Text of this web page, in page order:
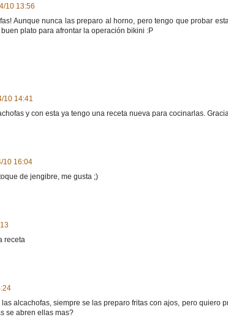
10 13:56
Aunque nunca las preparo al horno, pero tengo que probar
plato para afrontar la operación bikini :P
10 14:41
y con esta ya tengo una receta nueva para cocinarlas.
10 16:04
de jengibre, me gusta ;)
receta
alcachofas, siempre se las preparo fritas con ajos, pero quiero
se abren ellas mas?